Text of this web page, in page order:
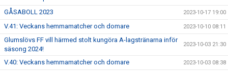
GÅSABOLL 2023 2023-10-17 19:00
V.41: Veckans hemmamatcher och domare 2023-10-10 08:11
Glumslövs FF vill härmed stolt kungöra A-lagstränarna inför
säsong 2024!
2023-10-03 21:30
V.40: Veckans hemmamatcher och domare 2023-10-03 08:38